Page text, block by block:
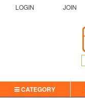
LOGIN JOIN
CATEGORY